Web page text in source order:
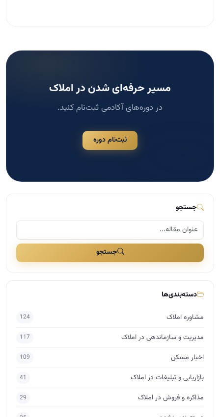
مسیر حرفه‌ای شدن در املاک
در دوره‌های آکادمی ثبت‌نام کنید.
ثبت‌نام دوره
جستجو
جستجو
دسته‌بندی‌ها
مشاوره املاک 124
مدیریت و سازماندهی در املاک 117
اخبار مسکن 109
بازاریابی و تبلیغات در املاک 41
مذاکره و فروش در املاک 29